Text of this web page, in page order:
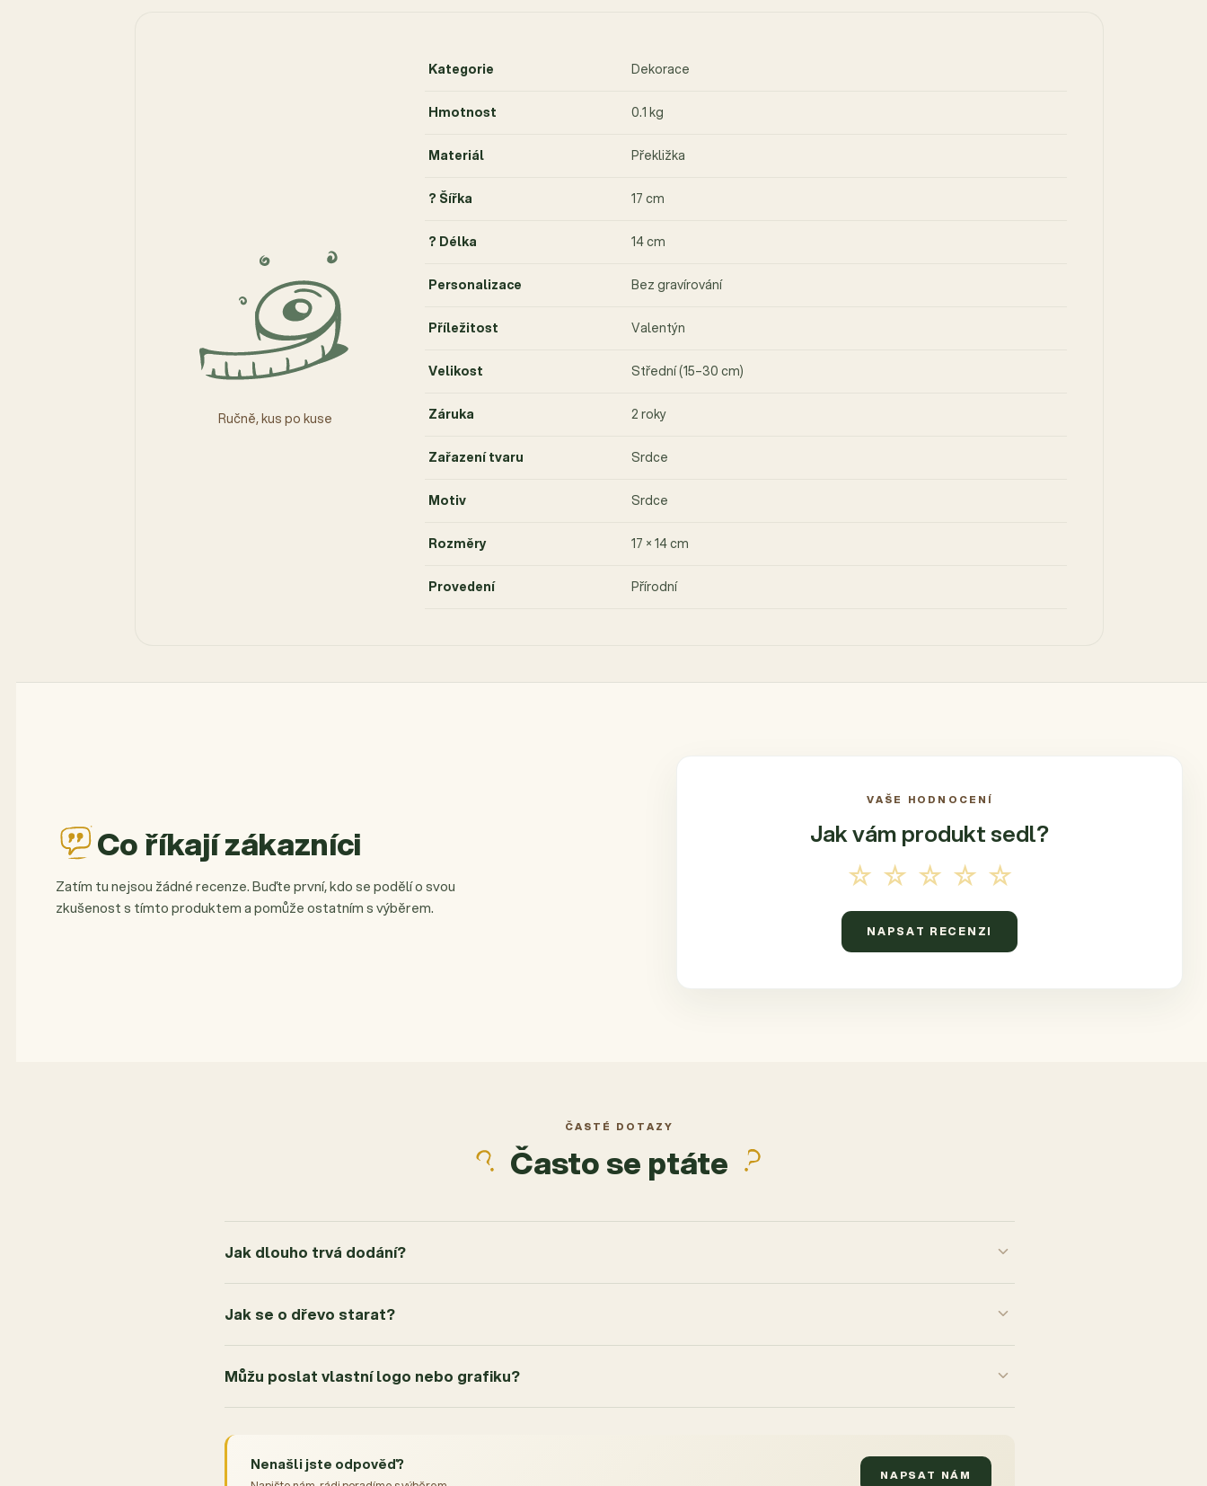
Ručně, kus po kuse
Kategorie Dekorace
Hmotnost 0.1 kg
Materiál Překližka
? Šířka 17 cm
? Délka 14 cm
Personalizace Bez gravírování
Příležitost Valentýn
Velikost Střední (15–30 cm)
Záruka 2 roky
Zařazení tvaru Srdce
Motiv Srdce
Rozměry 17 × 14 cm
Provedení Přírodní
Co říkají zákazníci
Zatím tu nejsou žádné recenze. Buďte první, kdo se podělí o svou
zkušenost s tímto produktem a pomůže ostatním s výběrem.
VAŠE HODNOCENÍ
Jak vám produktsedl?
☆☆☆☆☆
NAPSAT RECENZI
ČASTÉ DOTAZY
Často se ptáte
Jak dlouho trvá dodání?
Jak se o dřevo starat?
Můžu poslat vlastní logo nebo grafiku?
Nenašli jste odpověď?
NAPSAT NÁM